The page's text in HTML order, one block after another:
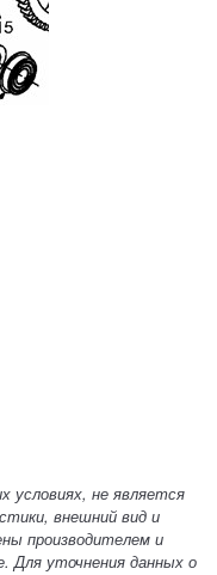
условиях, не является
внешний вид и
производителем и
Для уточнения данных о